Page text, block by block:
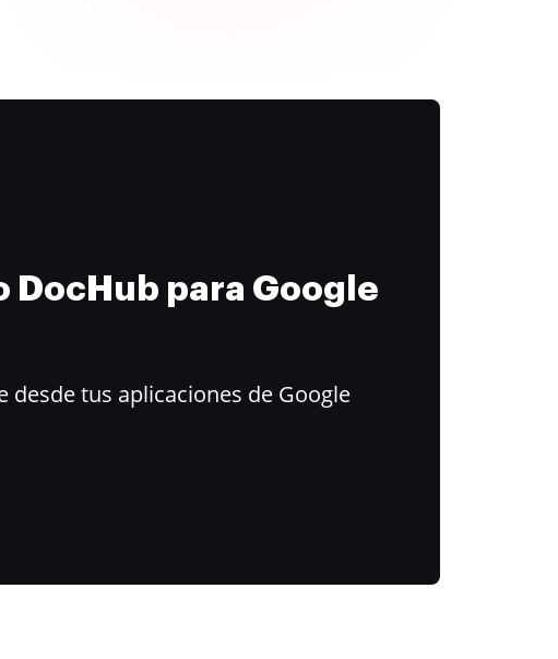
para Google
tus aplicaciones de Google